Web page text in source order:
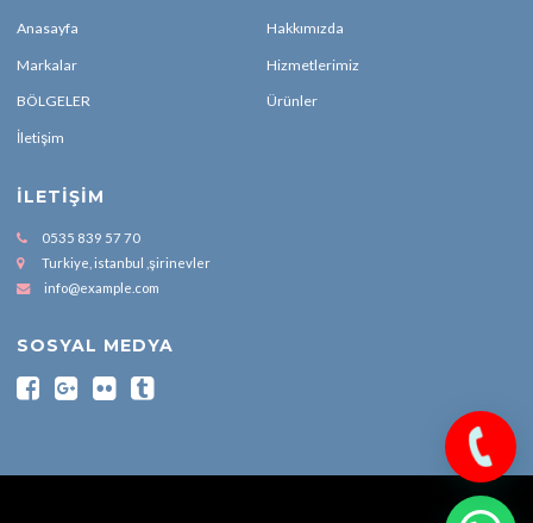
Anasayfa Hakkımızda
Markalar Hizmetlerimiz
BÖLGELER Ürünler
İletişim
İLETIŞIM
0535 839 57 70
Turkiye, istanbul ,şirinevler
info@example.com
SOSYAL MEDYA